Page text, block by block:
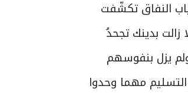
النفاق تكشّفت
بدينك تجحدُ
يزل بنفوسهم
مهما وحدوا